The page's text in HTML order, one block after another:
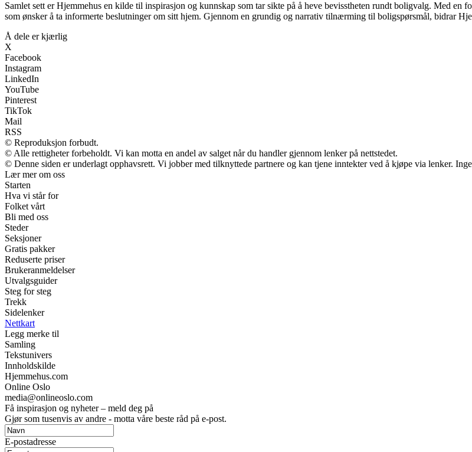
Samlet sett er Hjemmehus en kilde til inspirasjon og kunnskap som tar sikte på å heve bevisstheten rundt boligvalg. Med
som ønsker å ta informerte beslutninger om sitt hjem. Gjennom en grundig og narrativ tilnærming til boligspørsmål, bidrar
Å dele er kjærlig
X
Facebook
Instagram
LinkedIn
YouTube
Pinterest
TikTok
Mail
RSS
© Reproduksjon forbudt.
© Alle rettigheter forbeholdt. Vi kan motta en andel av salget når du handler gjennom lenker på nettstedet.
© Denne siden er underlagt opphavsrett. Vi jobber med tilknyttede partnere og kan tjene inntekter ved å kjøpe via lenker.
Lær mer om oss
Starten
Hva vi står for
Folket vårt
Bli med oss
Steder
Seksjoner
Gratis pakker
Reduserte priser
Brukeranmeldelser
Utvalgsguider
Steg for steg
Trekk
Sidelenker
Nettkart
Legg merke til
Samling
Tekstunivers
Innholdskilde
Hjemmehus.com
Online Oslo
media@onlineoslo.com
Få inspirasjon og nyheter – meld deg på
Gjør som tusenvis av andre - motta våre beste råd på e-post.
E-postadresse